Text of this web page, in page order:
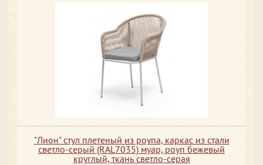
"Лион" стул плетеный из роупа, каркас из стали
светло-серый (RAL7035) муар, роуп бежевый
круглый, ткань светло-серая